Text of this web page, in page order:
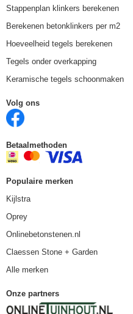
Stappenplan klinkers berekenen
Berekenen betonklinkers per m2
Hoeveelheid tegels berekenen
Tegels onder overkapping
Keramische tegels schoonmaken
Volg ons
Betaalmethoden
Populaire merken
Kijlstra
Oprey
Onlinebetonstenen.nl
Claessen Stone + Garden
Alle merken
Onze partners